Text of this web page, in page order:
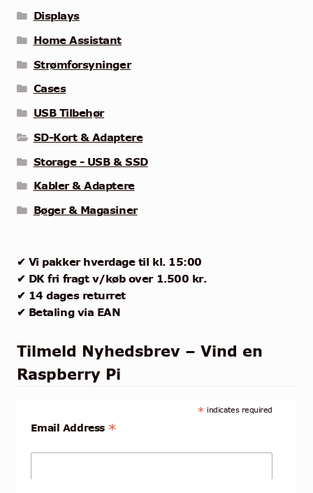
Displays
Home Assistant
Strømforsyninger
Cases
USB Tilbehør
SD-Kort & Adaptere
Storage - USB & SSD
Kabler & Adaptere
Bøger & Magasiner
✔ Vi pakker hverdage til kl. 15:00
✔ DK fri fragt v/køb over 1.500 kr.
✔ 14 dages returret
✔ Betaling via EAN
Tilmeld Nyhedsbrev – Vind en
Raspberry Pi
* indicates required
Email Address *